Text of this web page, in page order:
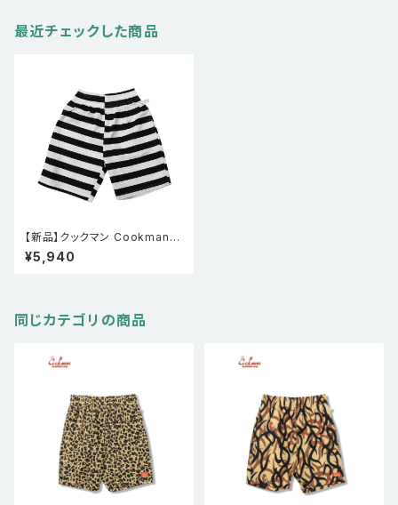
最近チェックした商品
【新品】クックマン Cookman
シェフパンツ Chef Pants Sho
rt Cargo Border
¥5,940
同じカテゴリの商品